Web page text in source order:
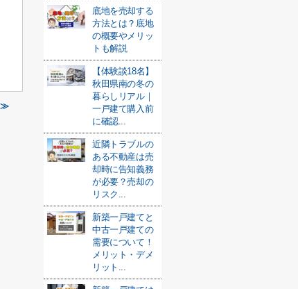
≫
底地を売却する
方法とは？底地
の概要やメリッ
トも解説
【体験談18名】
秋田県南の冬の
暮らしリアル｜
一戸建て購入前
に確認...
近隣トラブルの
ある不動産は売
却時に告知義務
が必要？売却の
リスク...
新築一戸建てと
中古一戸建ての
需要について！
メリット・デメ
リット...